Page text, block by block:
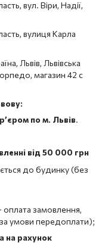
вул. Віри, Надії,
вулиця Карла
Львів, Львівська
магазин 42 с
по м. Львів.
від 50 000 грн
до будинку (без
оплата замовлення,
умови передоплати);
на рахунок